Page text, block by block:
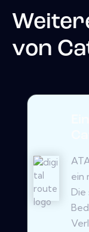
von
ein
Die